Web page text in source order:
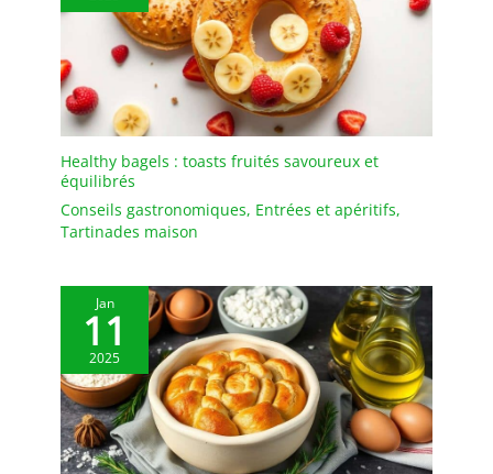
Healthy bagels : toasts fruités savoureux et
équilibrés
Conseils gastronomiques, Entrées et apéritifs,
Tartinades maison
Jan
11
2025